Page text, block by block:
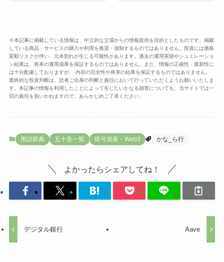
※本記事に掲載している情報は、中立的な立場からの情報提供を目的としたものです。掲載
している商品・サービスの購入や利用を推奨・強制するものではありません。投資には価格
変動リスクが伴い、元本割れが生じる可能性があります。過去の運用実績やシュミレーショ
ン結果は、将来の運用成果を保証するものではありません。また、情報の正確性・最新性に
は十分配慮しておりますが、 内容の完全性や将来の結果を保証するものではありません。
最終的な投資判断は、読者ご自身の判断と責任において行っていただくようお願いいたしま
す。本記事の情報を利用したことによって生じたいかなる損害についても、当サイトでは一
切の責任を負いかねますので、あらかじめご了承ください。
用語辞典 五十音一覧 暗号資産・Web3 かな_ら行
よかったらシェアしてね！
デジタル銀行 Aave